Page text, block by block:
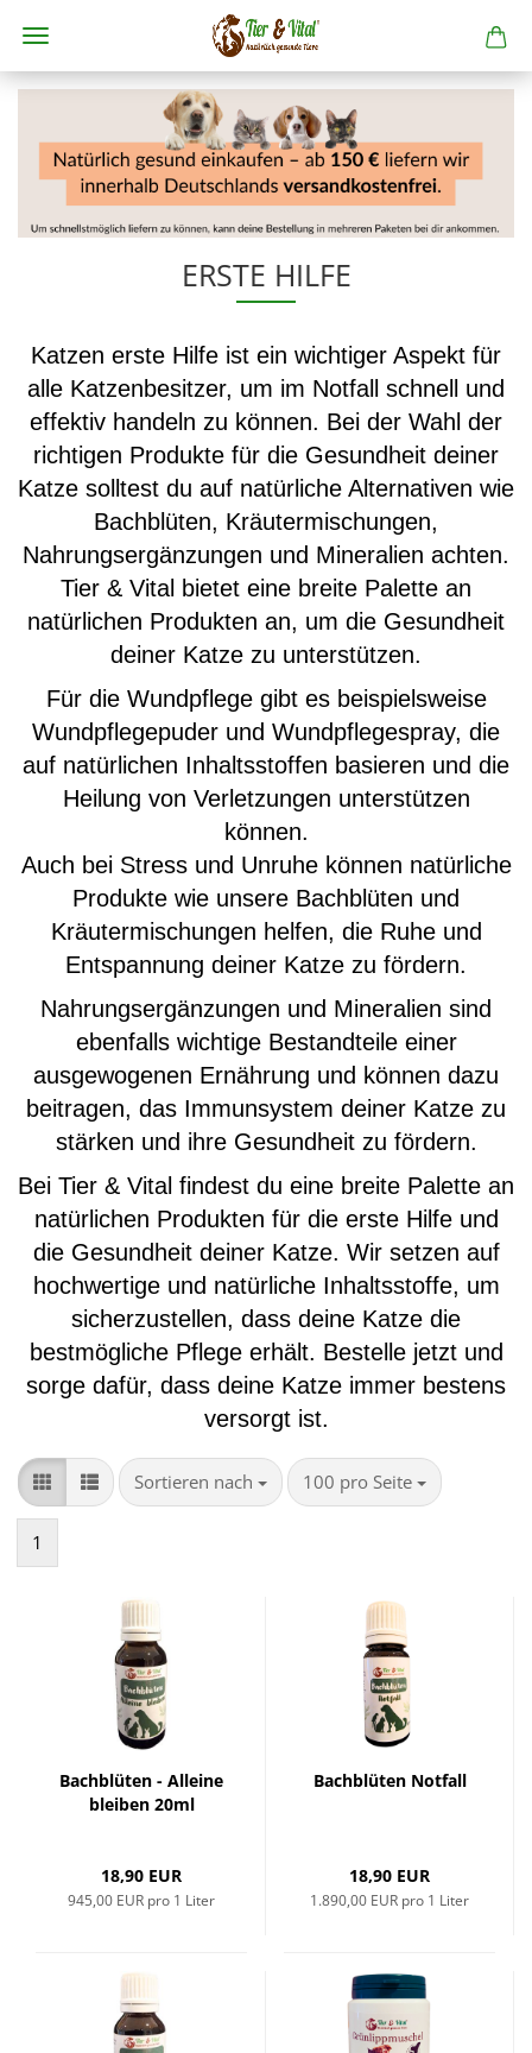
ERSTE HILFE
Katzen erste Hilfe ist ein wichtiger Aspekt für
alle Katzenbesitzer, um im Notfall schnell und
effektiv handeln zu können. Bei der Wahl der
richtigen Produkte für die Gesundheit deiner
Katze solltest du auf natürliche Alternativen wie
Bachblüten, Kräutermischungen,
Nahrungsergänzungen und Mineralien achten.
Tier & Vital bietet eine breite Palette an
natürlichen Produkten an, um die Gesundheit
deiner Katze zu unterstützen.
Für die Wundpflege gibt es beispielsweise
Wundpflegepuder und Wundpflegespray, die
auf natürlichen Inhaltsstoffen basieren und die
Heilung von Verletzungen unterstützen
können.
Auch bei Stress und Unruhe können natürliche
Produkte wie unsere Bachblüten und
Kräutermischungen helfen, die Ruhe und
Entspannung deiner Katze zu fördern.
Nahrungsergänzungen und Mineralien sind
ebenfalls wichtige Bestandteile einer
ausgewogenen Ernährung und können dazu
beitragen, das Immunsystem deiner Katze zu
stärken und ihre Gesundheit zu fördern.
Bei Tier & Vital findest du eine breite Palette an
natürlichen Produkten für die erste Hilfe und
die Gesundheit deiner Katze. Wir setzen auf
hochwertige und natürliche Inhaltsstoffe, um
sicherzustellen, dass deine Katze die
bestmögliche Pflege erhält. Bestelle jetzt und
sorge dafür, dass deine Katze immer bestens
versorgt ist.
Sortieren nach
Sortieren nach 100 pro Seite
pro Seite
1
Bachblüten - Alleine
bleiben 20ml
18,90 EUR
945,00 EUR pro 1 Liter
Bachblüten Notfall
18,90 EUR
1.890,00 EUR pro 1 Liter